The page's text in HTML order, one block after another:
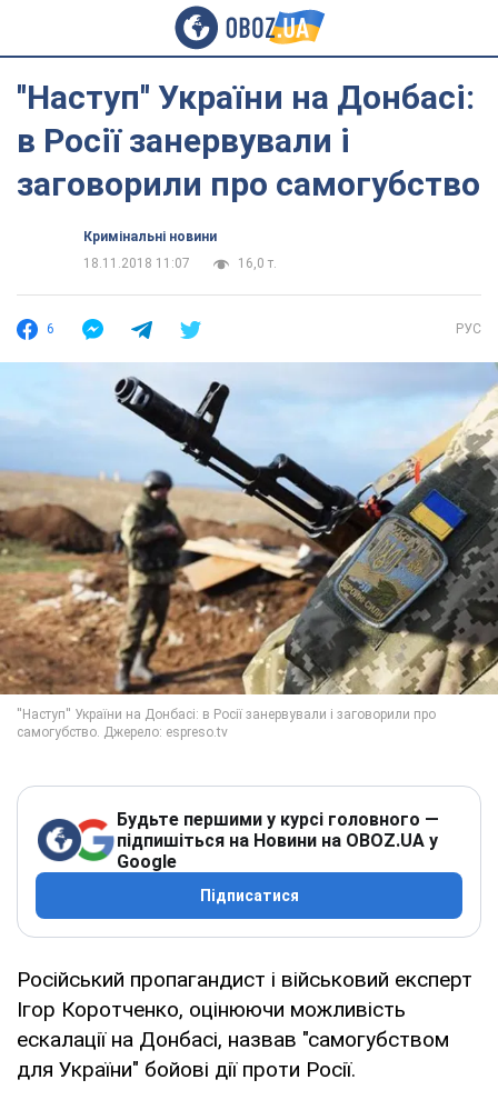
''Наступ'' України на Донбасі:
в Росії занервували і
заговорили про самогубство
Кримінальні новини
18.11.2018 11:07
16,0 т.
6 РУС
Будьте першими у курсі головного —
підпишіться на Новини на OBOZ.UA у
Google
Підписатися
Російський пропагандист і військовий експерт
Ігор Коротченко, оцінюючи можливість
ескалації на Донбасі, назвав "самогубством
для України" бойові дії проти Росії.